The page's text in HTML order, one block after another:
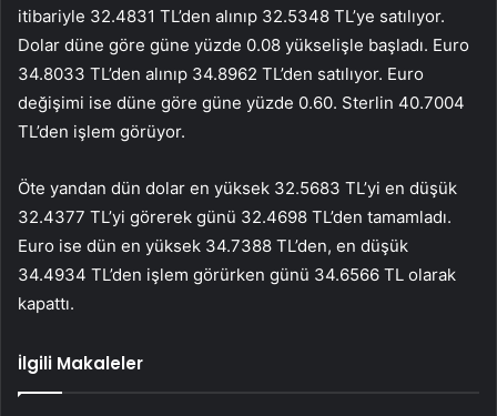
itibariyle 32.4831 TL’den alınıp 32.5348 TL’ye satılıyor.
Dolar düne göre güne yüzde 0.08 yükselişle başladı. Euro
34.8033 TL’den alınıp 34.8962 TL’den satılıyor. Euro
değişimi ise düne göre güne yüzde 0.60. Sterlin 40.7004
TL’den işlem görüyor.
Öte yandan dün dolar en yüksek 32.5683 TL’yi en düşük
32.4377 TL’yi görerek günü 32.4698 TL’den tamamladı.
Euro ise dün en yüksek 34.7388 TL’den, en düşük
34.4934 TL’den işlem görürken günü 34.6566 TL olarak
kapattı.
İlgili Makaleler